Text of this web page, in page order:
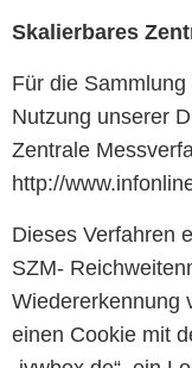
Skalierbares
Für die
Nutzung unserer
Zentrale
http://
Dieses Verfahren
SZM-
Wiedererkennung
einen Cookie mit